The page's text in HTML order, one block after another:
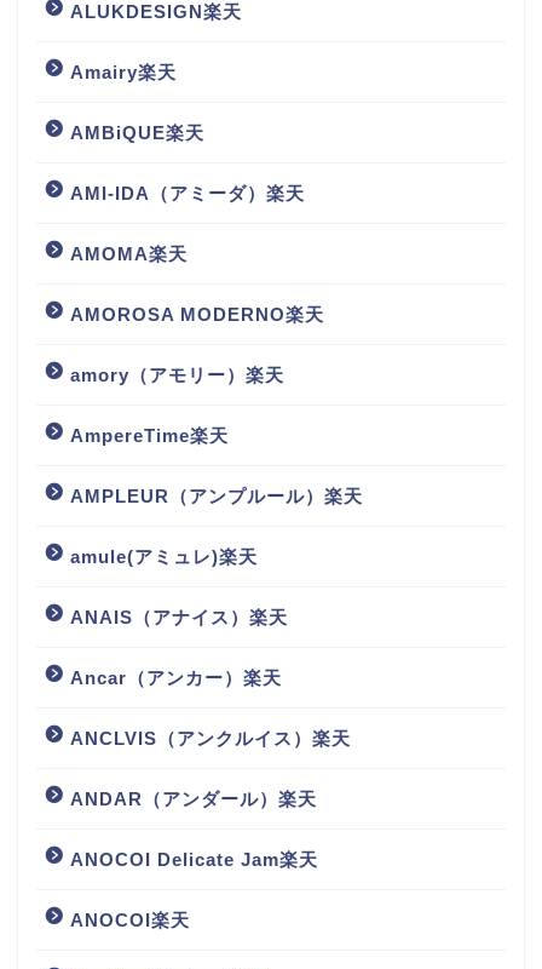
ALUKDESIGN楽天
Amairy楽天
AMBiQUE楽天
AMI-IDA（アミーダ）楽天
AMOMA楽天
AMOROSA MODERNO楽天
amory（アモリー）楽天
AmpereTime楽天
AMPLEUR（アンプルール）楽天
amule(アミュレ)楽天
ANAIS（アナイス）楽天
Ancar（アンカー）楽天
ANCLVIS（アンクルイス）楽天
ANDAR（アンダール）楽天
ANOCOI Delicate Jam楽天
ANOCOI楽天